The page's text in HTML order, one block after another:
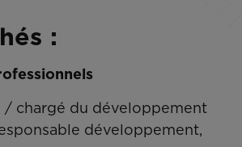
:
/ chargé du développement
développement,